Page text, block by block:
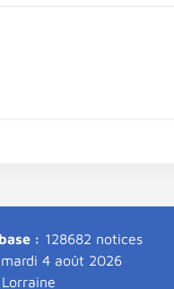
: 128682 notices
mardi 4 août 2026